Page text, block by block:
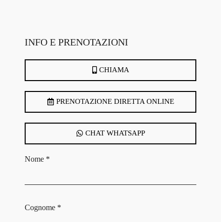
INFO E PRENOTAZIONI
CHIAMA
PRENOTAZIONE DIRETTA ONLINE
CHAT WHATSAPP
Nome *
Cognome *